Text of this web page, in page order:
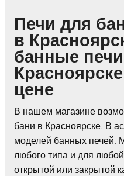
Печи для
в
банные
цене
В нашем магазине
бани в Красноярске. В
моделей банных печей.
любого типа и для
открытой или закрытой